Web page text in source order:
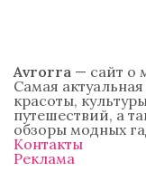
Avrorra — сайт о
Самая
красоты,
путешествий, а
обзоры модных
Контакты
Реклама